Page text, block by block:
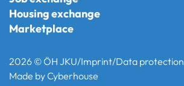
Housing exchange
Marketplace
2026 © ÖH JKU/Imprint/Data protection
Made byCyberhouse